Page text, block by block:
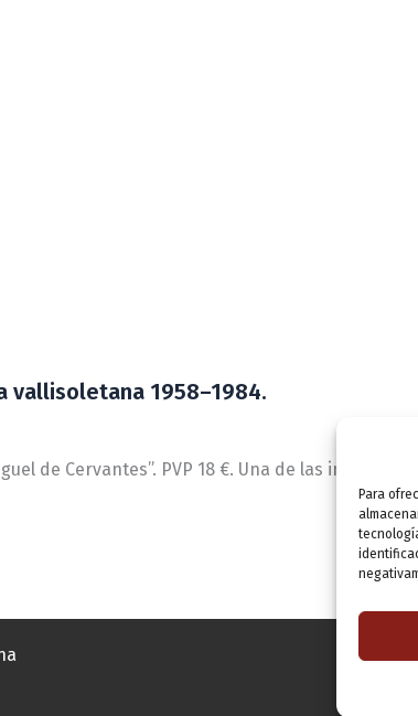
Para
vallisoletana 1958–1984.
de Cervantes”. PVP 18 €. Una de las